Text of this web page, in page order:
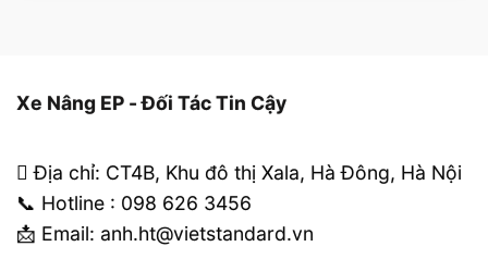
Xe Nâng EP - Đối Tác Tin Cậy
Địa chỉ: CT4B, Khu đô thị Xala, Hà Đông, Hà Nội
📞 Hotline : 098 626 3456
📩 Email: anh.ht@vietstandard.vn